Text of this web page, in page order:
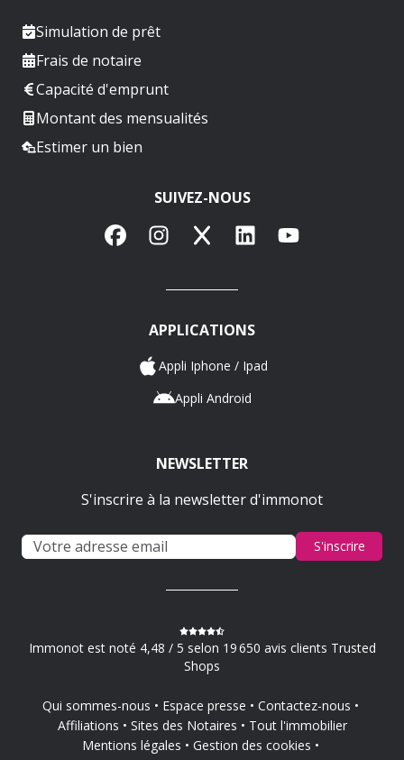
Simulation de prêt
Frais de notaire
Capacité d'emprunt
Montant des mensualités
Estimer un bien
SUIVEZ-NOUS
FacebookInstagram
X LinkedInYouTube
APPLICATIONS
Appli Iphone / Ipad
Appli Android
NEWSLETTER
S'inscrire à la newsletter d'immonot
S'inscrire
Immonot est noté 4,48 / 5 selon 19 650 avis clients Trusted
Shops
Qui sommes-nous Espace presse
Contactez-nous
Affiliations
Sites des Notaires
Tout l'immobilier
Mentions légales
Gestion des cookies